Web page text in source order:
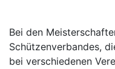
Bei den
Schützenverbandes,
bei verschiedenen